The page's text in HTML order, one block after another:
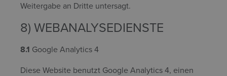
Weitergabe an Dritte untersagt.
8) WEBANALYSEDIENSTE
8.1 Google Analytics 4
Diese Website benutzt Google Analytics 4, einen